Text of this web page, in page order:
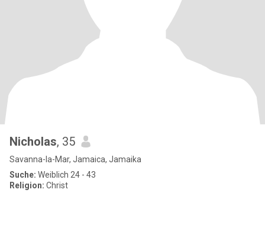
Nicholas, 35
Savanna-la-Mar, Jamaica, Jamaika
Suche: Weiblich 24 - 43
Religion: Christ